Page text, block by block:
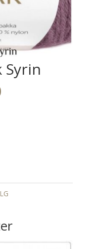
Syrin
Nåværende